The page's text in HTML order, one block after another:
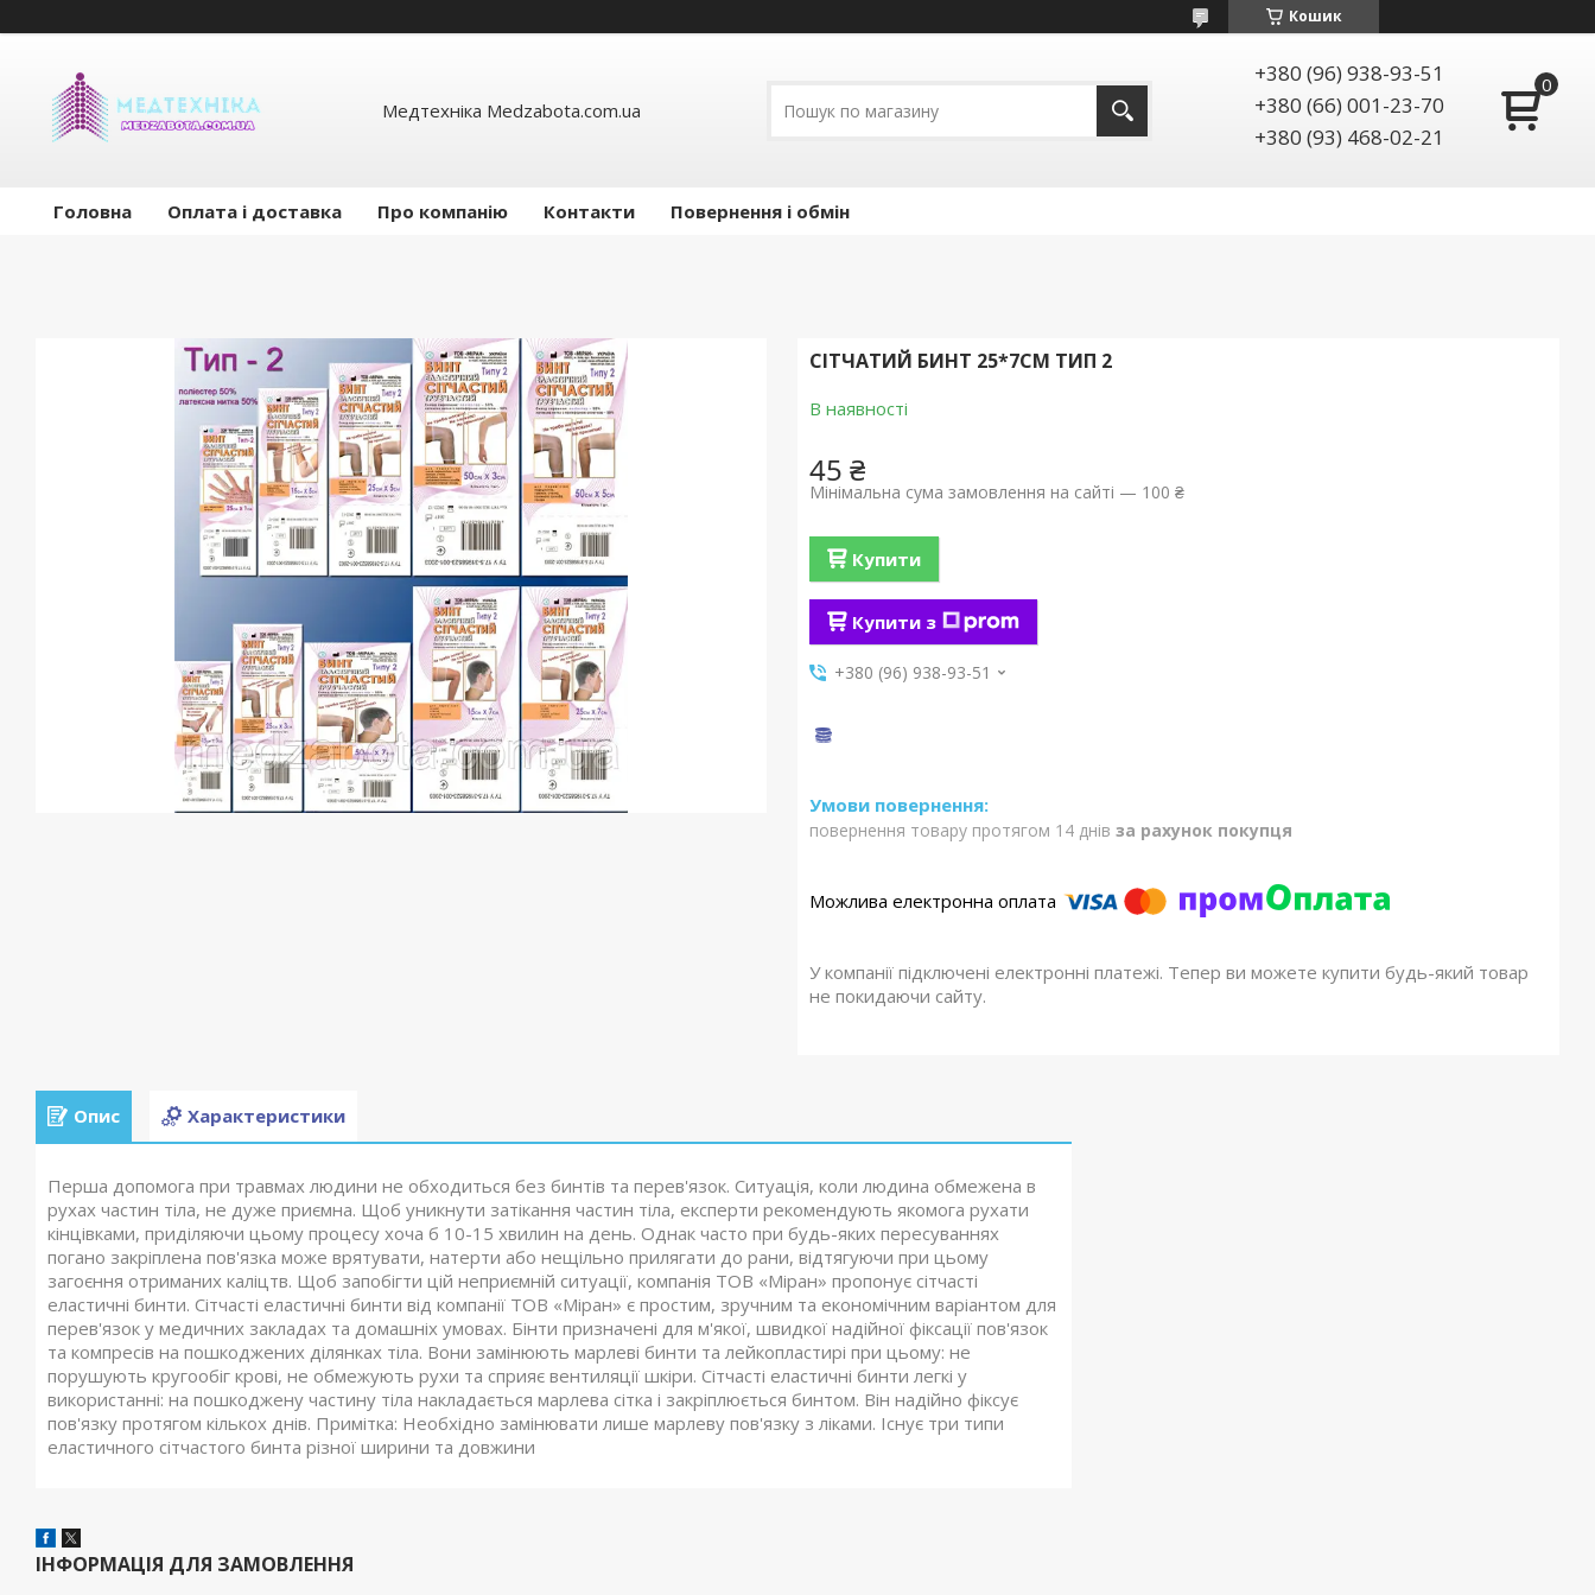
Кошик
Медтехніка Medzabota.com.ua
+380 (96) 938-93-51
+380 (66) 001-23-70
+380 (93) 468-02-21
Головна Оплата і доставка Про компанію Контакти Повернення і обмін
СІТЧАТИЙ БИНТ 25*7СМ ТИП 2
В наявності
45 ₴
Мінімальна сума замовлення на сайті — 100 ₴
Купити
Купити з
+380 (96) 938-93-51
повернення товару протягом 14 днів за рахунок покупця
У компанії підключені електронні платежі. Тепер ви можете купити будь-який товар
не покидаючи сайту.
Опис Характеристики
Перша допомога при травмах людини не обходиться без бинтів та перев'язок. Ситуація, коли людина обмежена в
рухах частин тіла, не дуже приємна. Щоб уникнути затікання частин тіла, експерти рекомендують якомога рухати
кінцівками, приділяючи цьому процесу хоча б 10-15 хвилин на день. Однак часто при будь-яких пересуваннях
погано закріплена пов'язка може врятувати, натерти або нещільно прилягати до рани, відтягуючи при цьому
загоєння отриманих каліцтв. Щоб запобігти цій неприємній ситуації, компанія ТОВ «Міран» пропонує сітчасті
еластичні бинти. Сітчасті еластичні бинти від компанії ТОВ «Міран» є простим, зручним та економічним варіантом для
перев'язок у медичних закладах та домашніх умовах. Бінти призначені для м'якої, швидкої надійної фіксації пов'язок
та компресів на пошкоджених ділянках тіла. Вони замінюють марлеві бинти та лейкопластирі при цьому: не
порушують кругообіг крові, не обмежують рухи та сприяє вентиляції шкіри. Сітчасті еластичні бинти легкі у
використанні: на пошкоджену частину тіла накладається марлева сітка і закріплюється бинтом. Він надійно фіксує
пов'язку протягом кількох днів. Примітка: Необхідно замінювати лише марлеву пов'язку з ліками. Існує три типи
еластичного сітчастого бинта різної ширини та довжини
ІНФОРМАЦІЯ ДЛЯ ЗАМОВЛЕННЯ